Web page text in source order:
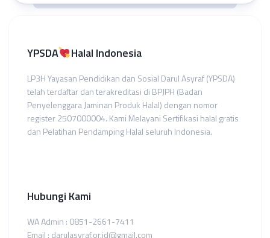
YPSDA Halal Indonesia
LP3H Yayasan Pendidikan dan Sosial Darul Asyraf (YPSDA)
telah terdaftar dan terakreditasi di BPJPH (Badan
Penyelenggara Jaminan Produk Halal) dengan nomor
register 2507000004. Kami Melayani Sertifikasi halal gratis
dan Pelatihan Pendamping Halal seluruh Indonesia.
Hubungi Kami
WA Admin : 0851-2661-7411
Email : darulasyraf.or.id@gmail.com